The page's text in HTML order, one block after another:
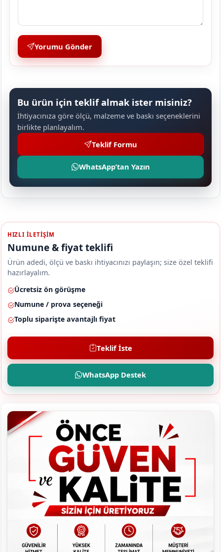
Yorumu Gönder
Bu ürün için teklif almak ister misiniz?
İhtiyacınıza göre ölçü, malzeme ve baskı seçeneklerini
birlikte planlayalım.
Teklif Formu
WhatsApp’tan Yazın
HIZLI ILETIŞIM
Numune & fiyat teklifi
Ürün adedi, ölçü ve baskı ihtiyacınızı paylaşın; size özel teklifi
hazırlayalım.
Ücretsiz ön görüşme
Numune / prova seçeneği
Toplu siparişte avantajlı fiyat
Teklif İste
WhatsApp Destek